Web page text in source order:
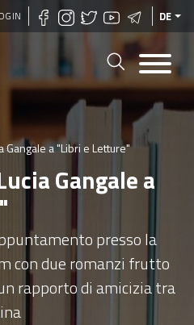
Direkt
zum
DE
Gangale a "Libri e Letture"
Gangale a
presso la
con due romanzi frutto
rapporto di amicizia tra